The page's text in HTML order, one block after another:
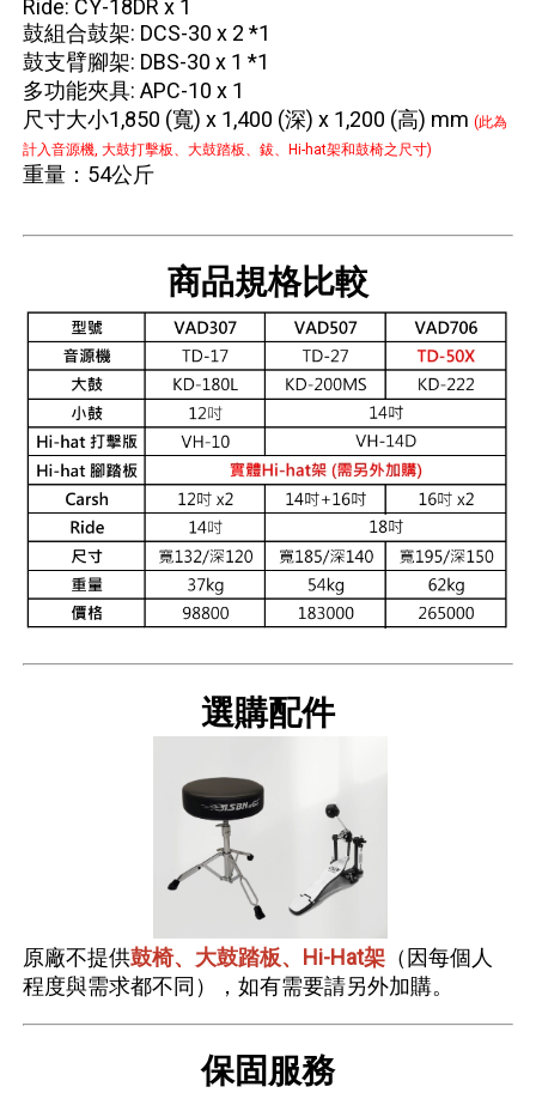
Ride: CY-18DR x 1
鼓組合鼓架: DCS-30 x 2 *1
鼓支臂腳架: DBS-30 x 1 *1
多功能夾具: APC-10 x 1
尺寸大小1,850 (寬) x 1,400 (深) x 1,200 (高) mm(此為
計入音源機, 大鼓打擊板、大鼓踏板、鈸、Hi-hat架和鼓椅之尺寸)
重量：54公斤
商品規格比較
選購配件
原廠不提供鼓椅、大鼓踏板、Hi-Hat架 （因每個人
程度與需求都不同），如有需要請另外加購。
保固服務